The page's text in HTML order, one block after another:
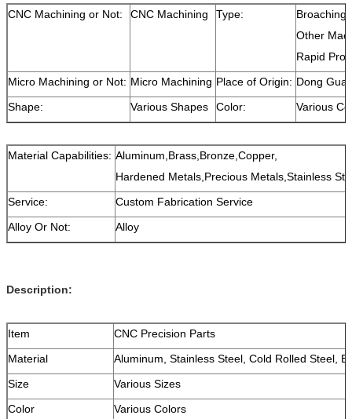
CNC Machining or Not:
CNC Machining Type:
Other
Rapid
Micro Machining or Not: Micro Machining Place of Origin: Dong
Shape:
Various Shapes Color: Various
Material Capabilities: Aluminum,Brass,Bronze,Copper,
Hardened Metals,Precious Metals,Stainless
Service:
Custom Fabrication Service
Alloy Or Not:
Alloy
Description:
Item
CNC Precision Parts
Material
Aluminum, Stainless Steel, Cold Rolled Steel,
Size
Various Sizes
Color
Various Colors